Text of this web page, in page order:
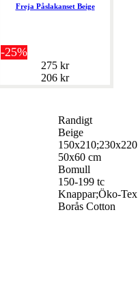
Freja Påslakanset Beige
-25%
275 kr
206 kr
Randigt
Beige
50x60 cm
Bomull
150-199 tc
Knappar;Öko-Tex
Borås Cotton